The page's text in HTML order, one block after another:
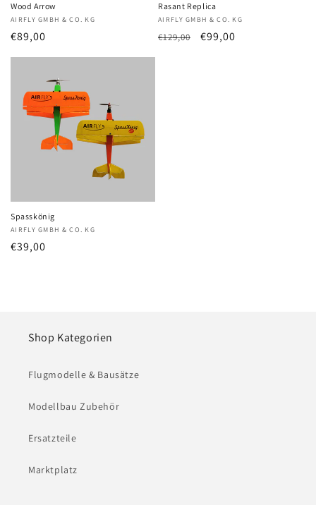
Wood Arrow
Anbieter:
AIRFLY GMBH & CO. KG
Normaler
€89,00
Rasant Replica
Anbieter:
AIRFLY GMBH & CO. KG
Normaler
€129,00 Verkaufspreis
€99,00
Spasskönig
Anbieter:
AIRFLY GMBH & CO. KG
Normaler
€39,00
Shop Kategorien
Flugmodelle & Bausätze
Modellbau Zubehör
Ersatzteile
Marktplatz